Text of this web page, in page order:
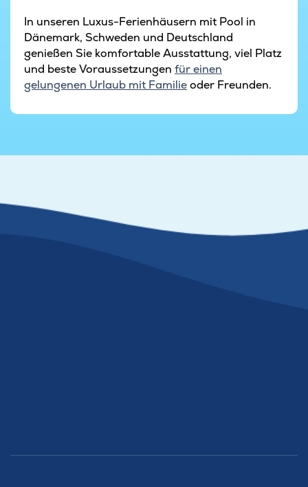
In unseren Luxus-Ferienhäusern mit Pool in
Dänemark, Schweden und Deutschland
genießen Sie komfortable Ausstattung, viel Platz
und beste Voraussetzungen für einen
gelungenen Urlaub mit Familieoder Freunden.